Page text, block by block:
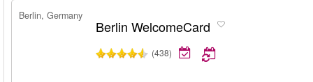
Berlin, Germany
Berlin WelcomeCard
(438)